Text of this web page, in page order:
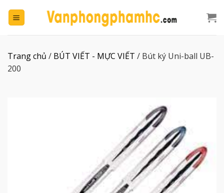
đến
Trang chủ / BÚT VIẾT - MỰC VIẾT / Bút ký Uni-ball UB-
200